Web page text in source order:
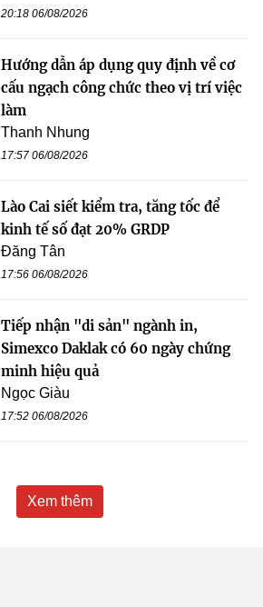
20:18 06/08/2026
Hướng dẫn áp dụng quy định về cơ
cấu ngạch công chức theo vị trí việc
làm
Thanh Nhung
17:57 06/08/2026
Lào Cai siết kiểm tra, tăng tốc để
kinh tế số đạt 20% GRDP
Đăng Tân
17:56 06/08/2026
Tiếp nhận "di sản" ngành in,
Simexco Daklak có 60 ngày chứng
minh hiệu quả
Ngọc Giàu
17:52 06/08/2026
Xem thêm